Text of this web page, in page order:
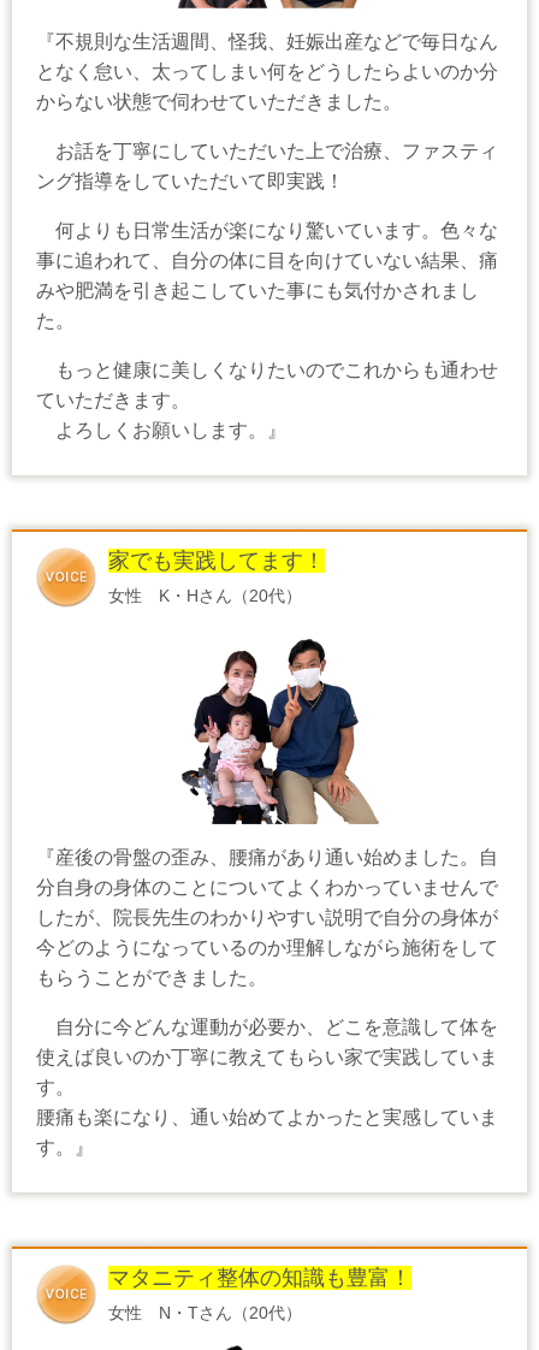
『不規則な生活週間、怪我、妊娠出産などで毎日なん
となく怠い、太ってしまい何をどうしたらよいのか分
からない状態で伺わせていただきました。
お話を丁寧にしていただいた上で治療、ファスティ
ング指導をしていただいて即実践！
何よりも日常生活が楽になり驚いています。色々な
事に追われて、自分の体に目を向けていない結果、痛
みや肥満を引き起こしていた事にも気付かされまし
た。
もっと健康に美しくなりたいのでこれからも通わせ
ていただきます。
よろしくお願いします。』
家でも実践してます！
女性 K・Hさん（20代）
『産後の骨盤の歪み、腰痛があり通い始めました。自
分自身の身体のことについてよくわかっていませんで
したが、院長先生のわかりやすい説明で自分の身体が
今どのようになっているのか理解しながら施術をして
もらうことができました。
自分に今どんな運動が必要か、どこを意識して体を
使えば良いのか丁寧に教えてもらい家で実践していま
す。
腰痛も楽になり、通い始めてよかったと実感していま
す。』
マタニティ整体の知識も豊富！
女性 N・Tさん（20代）